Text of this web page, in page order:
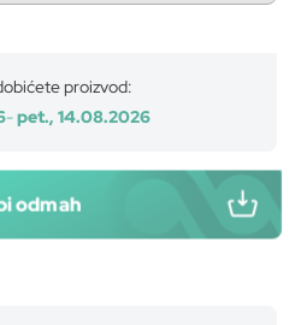
proizvod:
-pet., 14.08.2026
odmah